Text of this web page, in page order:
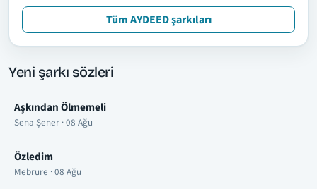
Tüm AYDEED şarkıları
Yeni şarkı sözleri
Aşkından Ölmemeli
Sena Şener · 08 Ağu
Özledim
Mebrure · 08 Ağu